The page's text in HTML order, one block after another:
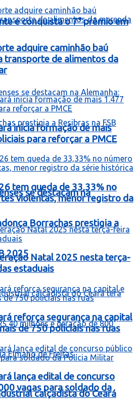
e conquista o 7° prêmio em
se destacam na
Borrachas prestigia a
2025
calçadista do Ceará
adquire caminhão baú
transporte de alimentos da
inicia formação de mais
para reforçar a PMCE
tem queda de 33,33% no
violentas, menor registro da
Natal 2025 nesta terça-
estaduais
reforça segurança na capital
de 750 policiais nas ruas
lança edital de concurso
vagas para soldado da